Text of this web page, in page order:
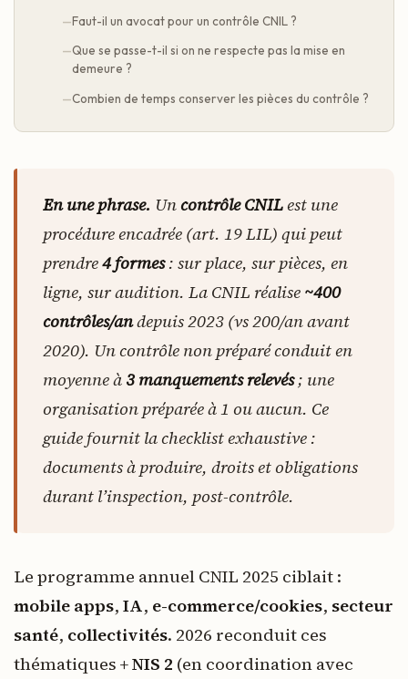
Faut-il un avocat pour un contrôle CNIL ?
Que se passe-t-il si on ne respecte pas la mise en
demeure ?
Combien de temps conserver les pièces du contrôle ?
En une phrase. Uncontrôle CNILest une
procédure encadrée (art. 19 LIL) qui peut
prendre4 formes: sur place, sur pièces, en
ligne, sur audition. La CNIL réalise ~400
contrôles/andepuis 2023 (vs 200/an avant
2020). Un contrôle non préparé conduit en
moyenne à 3 manquements relevés; une
organisation préparée à 1 ou aucun. Ce
guide fournit la checklist exhaustive :
documents à produire, droits et obligations
durant l’inspection, post-contrôle.
Le programme annuel CNIL 2025 ciblait :
mobile apps, IA, e-commerce/cookies, secteur
santé, collectivités. 2026 reconduit ces
thématiques +NIS 2 (en coordination avec